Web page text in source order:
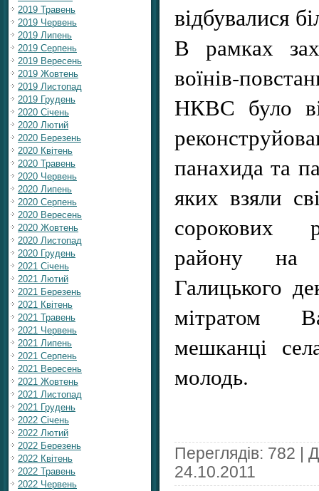
2019 Травень
2019 Червень
2019 Липень
2019 Серпень
2019 Вересень
2019 Жовтень
2019 Листопад
2019 Грудень
2020 Січень
2020 Лютий
2020 Березень
2020 Квітень
2020 Травень
2020 Червень
2020 Липень
2020 Серпень
2020 Вересень
2020 Жовтень
2020 Листопад
2020 Грудень
2021 Січень
2021 Лютий
2021 Березень
2021 Квітень
2021 Травень
2021 Червень
2021 Липень
2021 Серпень
2021 Вересень
2021 Жовтень
2021 Листопад
2021 Грудень
2022 Січень
2022 Лютий
2022 Березень
2022 Квітень
2022 Травень
2022 Червень
відбувалися
В рамках
воїнів-
НКВС було
панахида та
яких взяли
сорокових
району на
Галицького
мітратом
мешканці
молодь.
Переглядів: 782 |
24.10.2011